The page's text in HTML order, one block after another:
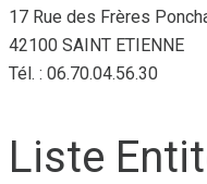
17 Rue des Frères
42100 SAINT ETIENNE
Tél. : 06.70.04.56.30
Liste